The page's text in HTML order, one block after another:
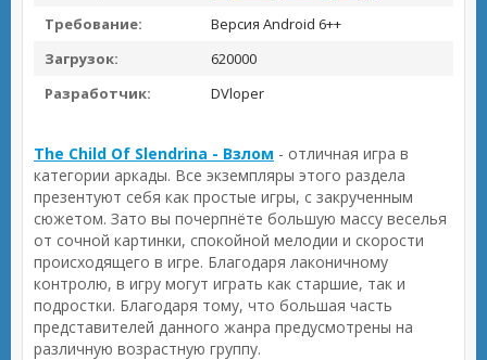
Требование:
Версия Android 6++
Загрузок:
620000
Разработчик:
DVloper
The Child Of Slendrina - Взлом - отличная игра в
категории аркады. Все экземпляры этого раздела
презентуют себя как простые игры, с закрученным
сюжетом. Зато вы почерпнёте большую массу веселья
от сочной картинки, спокойной мелодии и скорости
происходящего в игре. Благодаря лаконичному
контролю, в игру могут играть как старшие, так и
подростки. Благодаря тому, что большая часть
представителей данного жанра предусмотрены на
различную возрастную группу.